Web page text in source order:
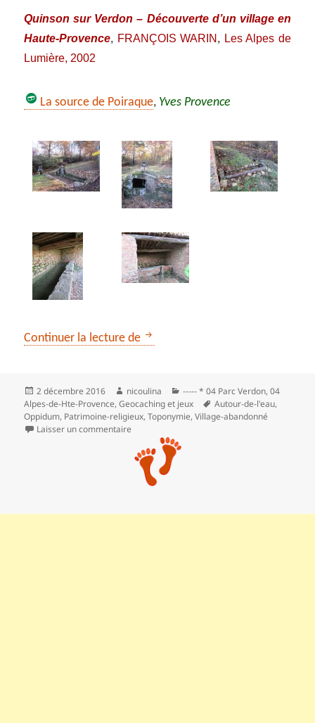
Quinson sur Verdon – Découverte d’un village en
Haute-Provence, FRANÇOIS WARIN, Les Alpes de
Lumière, 2002
La source de Poiraque, Yves Provence
Continuer la lecture de Quinson et les deux sources
Publié
le
2 décembre 2016 Auteur
nicoulina Catégories
----- * 04 Parc Verdon,04
Alpes-de-Hte-Provence,Geocaching et jeux Mots-
clés
Autour-de-l'eau,
Oppidum, Patrimoine-religieux,Toponymie,Village-abandonné
Laisser un commentaire sur Quinson et les deux sources